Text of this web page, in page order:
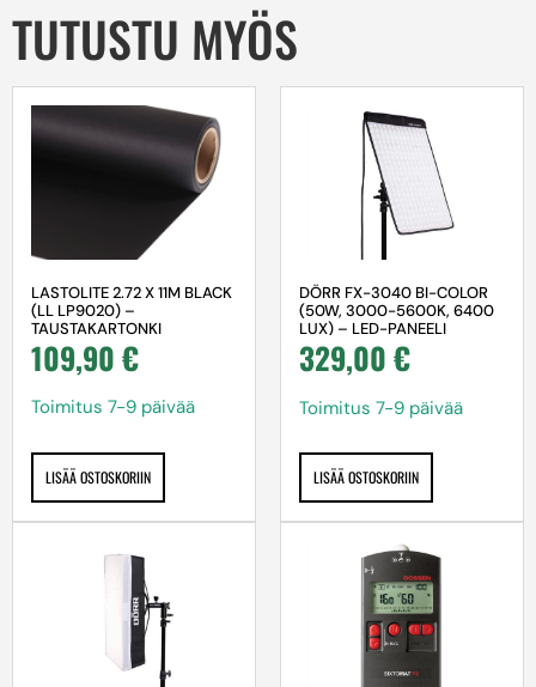
TUTUSTU MYÖS
LASTOLITE 2.72 X 11M BLACK
(LL LP9020) –
TAUSTAKARTONKI
109,90€
Toimitus 7-9 päivää
LISÄÄ OSTOSKORIIN
DÖRR FX-3040 BI-COLOR
(50W, 3000-5600K, 6400
LUX) – LED-PANEELI
329,00€
Toimitus 7-9 päivää
LISÄÄ OSTOSKORIIN